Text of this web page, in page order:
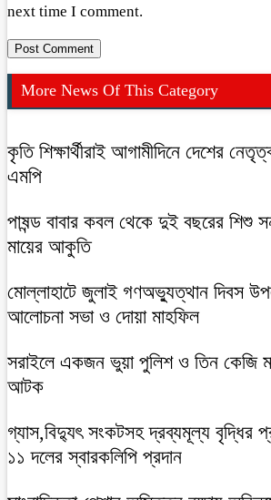
next time I comment.
More News Of This Category
কৃতি শিক্ষার্থীরাই আগামীদিনে দেশের
এমপি
পাষন্ড বাবার কবল থেকে দুই বছরের শিশু
মায়ের আকুতি
মোল্লাহাটে জুলাই গণঅভ্যুত্থান দিবস
আলোচনা সভা ও দোয়া মাহফিল
সরাইলে একজন ভুয়া পুলিশ ও তিন কেজি
আটক
গ্যাস,বিদ্যুৎ সংকটসহ দ্রব্যমূল্য বৃদ্ধির
১১ দলের স্বারকলিপি প্রদান